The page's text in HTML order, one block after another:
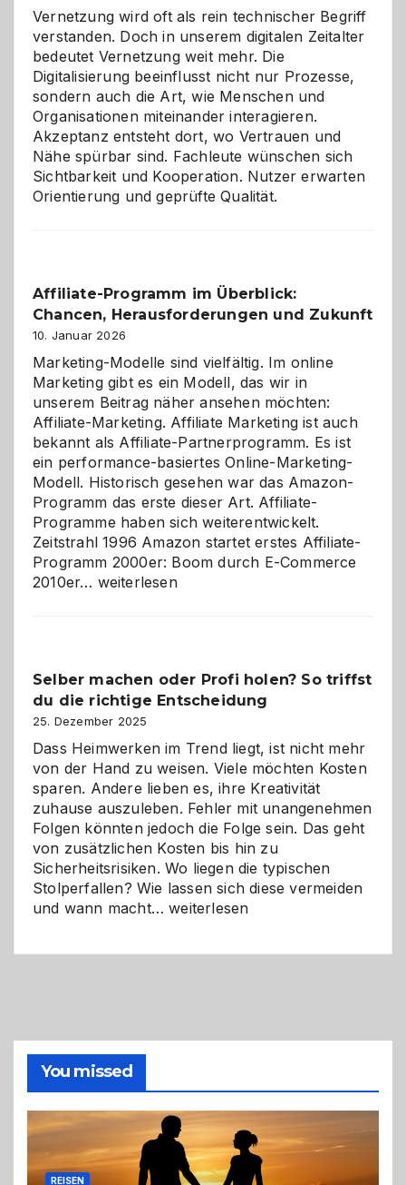
Vernetzung wird oft als rein technischer Begriff
verstanden. Doch in unserem digitalen Zeitalter
bedeutet Vernetzung weit mehr. Die
Digitalisierung beeinflusst nicht nur Prozesse,
sondern auch die Art, wie Menschen und
Organisationen miteinander interagieren.
Akzeptanz entsteht dort, wo Vertrauen und
Nähe spürbar sind. Fachleute wünschen sich
Sichtbarkeit und Kooperation. Nutzer erwarten
Orientierung und geprüfte Qualität.
Affiliate-Programm im Überblick:
Chancen, Herausforderungen und Zukunft
10. Januar 2026
Marketing-Modelle sind vielfältig. Im online
Marketing gibt es ein Modell, das wir in
unserem Beitrag näher ansehen möchten:
Affiliate-Marketing. Affiliate Marketing ist auch
bekannt als Affiliate-Partnerprogramm. Es ist
ein performance-basiertes Online-Marketing-
Modell. Historisch gesehen war das Amazon-
Programm das erste dieser Art. Affiliate-
Programme haben sich weiterentwickelt.
Zeitstrahl 1996 Amazon startet erstes Affiliate-
Programm 2000er: Boom durch E-Commerce
2010er… Affiliate-
Herausforderungen
und
Zukunft
weiterlesen
Selber machen oder Profi holen? So triffst
du die richtige Entscheidung
25. Dezember 2025
Dass Heimwerken im Trend liegt, ist nicht mehr
von der Hand zu weisen. Viele möchten Kosten
sparen. Andere lieben es, ihre Kreativität
zuhause auszuleben. Fehler mit unangenehmen
Folgen könnten jedoch die Folge sein. Das geht
von zusätzlichen Kosten bis hin zu
Sicherheitsrisiken. Wo liegen die typischen
Stolperfallen? Wie lassen sich diese vermeiden
und wann macht…Selber
richtige
Entscheidung
weiterlesen
You missed
REISEN